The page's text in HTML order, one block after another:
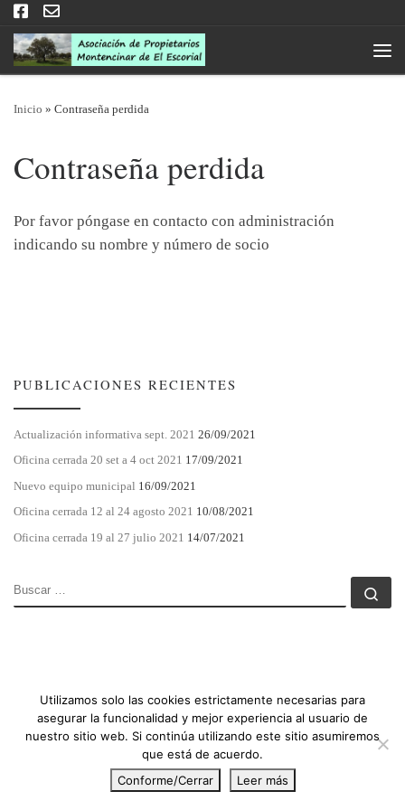
Inicio » Contraseña perdida
Contraseña perdida
Por favor póngase en contacto con administración
indicando su nombre y número de socio
PUBLICACIONES RECIENTES
Actualización informativa sept. 2021 26/09/2021
Oficina cerrada 20 set a 4 oct 2021 17/09/2021
Nuevo equipo municipal 16/09/2021
Oficina cerrada 12 al 24 agosto 2021 10/08/2021
Oficina cerrada 19 al 27 julio 2021 14/07/2021
BUSCAR
APME– Todos los derechos reservados
Funciona conWP– Diseñado con elTema Customizr
Utilizamos solo las cookies estrictamente necesarias para
asegurar la funcionalidad y mejor experiencia al usuario de
nuestro sitio web. Si continúa utilizando este sitio asumiremos
que está de acuerdo.
Conforme/Cerrar
Leer más